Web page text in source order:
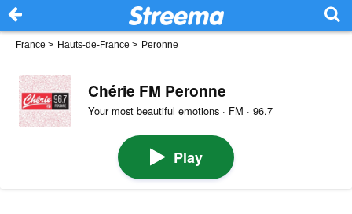
France > Hauts-de-France > Peronne
Chérie FM Peronne
Your most beautiful emotions · FM · 96.7
Play